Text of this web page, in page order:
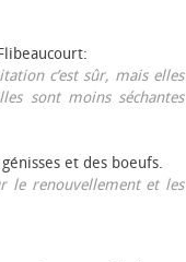
c’est sûr, mais elles
sont moins séchantes
et des bœufs.
le renouvellement et les